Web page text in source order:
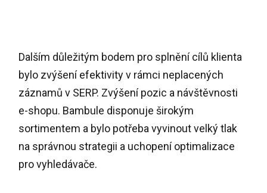
Dalším důležitým bodem pro splnění cílů klienta
bylo zvýšení efektivity v rámci neplacených
záznamů v SERP. Zvýšení pozic a návštěvnosti
e-shopu. Bambule disponuje širokým
sortimentem a bylo potřeba vyvinout velký tlak
na správnou strategii a uchopení optimalizace
pro vyhledávače.